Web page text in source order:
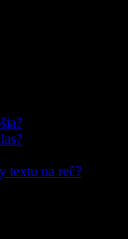
textu na reč?